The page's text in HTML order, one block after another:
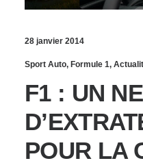
28 janvier 2014
Sport Auto, Formule 1,
F1 : UN
POUR LA